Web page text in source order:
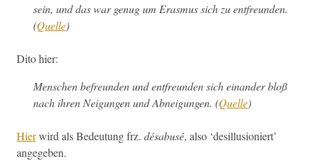
sein, und das war genug um Eras­mus sich zu ent­fre­un­den.
(Quelle)
Dito hier:
Men­schen befre­un­den und ent­fre­un­den sich einan­der bloß
nach ihren Nei­gun­gen und Abnei­gun­gen. (Quelle)
Hierwird als Bedeu­tung frz. dés­abusé, also ‘desil­lu­sion­iert’
angegeben.